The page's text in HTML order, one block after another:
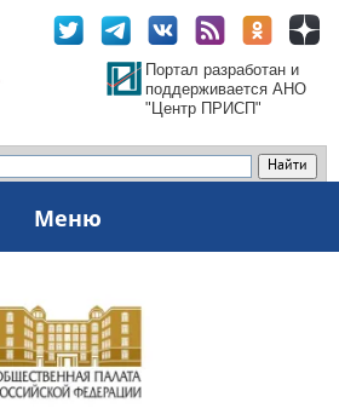
Портал разработан и
поддерживается АНО
"Центр ПРИСП"
Меню